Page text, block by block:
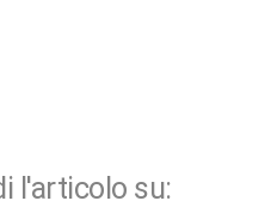
l'articolo su: